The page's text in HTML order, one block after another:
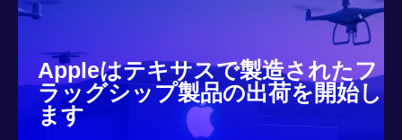
Appleはテキサスで製造されたフ
ラッグシップ製品の出荷を開始し
ます